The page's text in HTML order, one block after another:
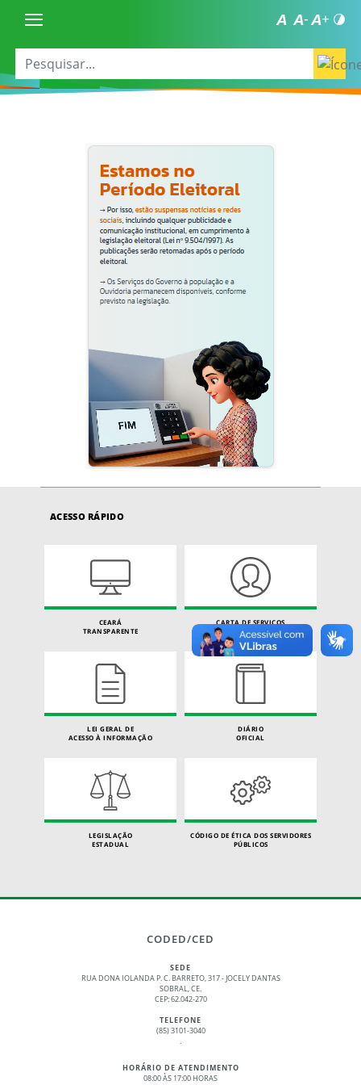
ACESSO RÁPIDO
CEARÁ
TRANSPARENTE
CARTA DE SERVIÇOS
DO CIDADÃO
LEI GERAL DE
ACESSO À INFORMAÇÃO
DIÁRIO
OFICIAL
LEGISLAÇÃO
ESTADUAL
CÓDIGO DE ÉTICA DOS SERVIDORES
PÚBLICOS
CODED/CED
SEDE
RUA DONA IOLANDA P. C. BARRETO, 317 - JOCELY DANTAS
SOBRAL, CE.
CEP: 62.042-270
TELEFONE
(85) 3101-3040
.
HORÁRIO DE ATENDIMENTO
08:00 ÀS 17:00 HORAS